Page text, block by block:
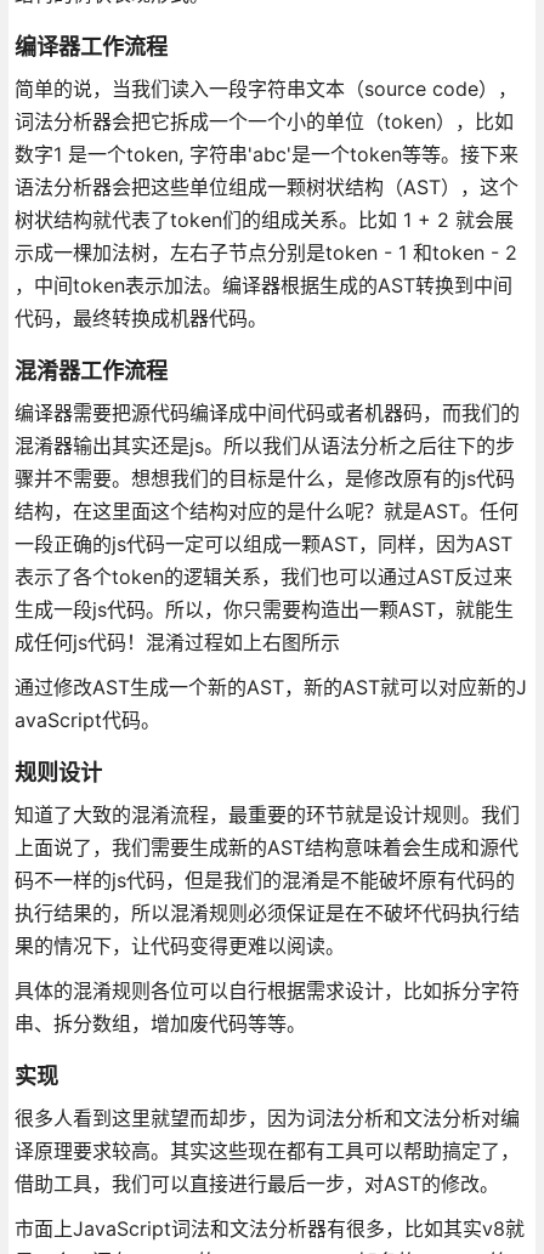
编译器工作流程
简单的说，当我们读入一段字符串文本（source code），
词法分析器会把它拆成一个一个小的单位（token），比如
数字1 是一个token, 字符串'abc'是一个token等等。接下来
语法分析器会把这些单位组成一颗树状结构（AST），这个
树状结构就代表了token们的组成关系。比如 1 + 2 就会展
示成一棵加法树，左右子节点分别是token - 1 和token - 2
，中间token表示加法。编译器根据生成的AST转换到中间
代码，最终转换成机器代码。
混淆器工作流程
编译器需要把源代码编译成中间代码或者机器码，而我们的
混淆器输出其实还是js。所以我们从语法分析之后往下的步
骤并不需要。想想我们的目标是什么，是修改原有的js代码
结构，在这里面这个结构对应的是什么呢？就是AST。任何
一段正确的js代码一定可以组成一颗AST，同样，因为AST
表示了各个token的逻辑关系，我们也可以通过AST反过来
生成一段js代码。所以，你只需要构造出一颗AST，就能生
成任何js代码！混淆过程如上右图所示
通过修改AST生成一个新的AST，新的AST就可以对应新的J
avaScript代码。
规则设计
知道了大致的混淆流程，最重要的环节就是设计规则。我们
上面说了，我们需要生成新的AST结构意味着会生成和源代
码不一样的js代码，但是我们的混淆是不能破坏原有代码的
执行结果的，所以混淆规则必须保证是在不破坏代码执行结
果的情况下，让代码变得更难以阅读。
具体的混淆规则各位可以自行根据需求设计，比如拆分字符
串、拆分数组，增加废代码等等。
实现
很多人看到这里就望而却步，因为词法分析和文法分析对编
译原理要求较高。其实这些现在都有工具可以帮助搞定了，
借助工具，我们可以直接进行最后一步，对AST的修改。
市面上JavaScript词法和文法分析器有很多，比如其实v8就